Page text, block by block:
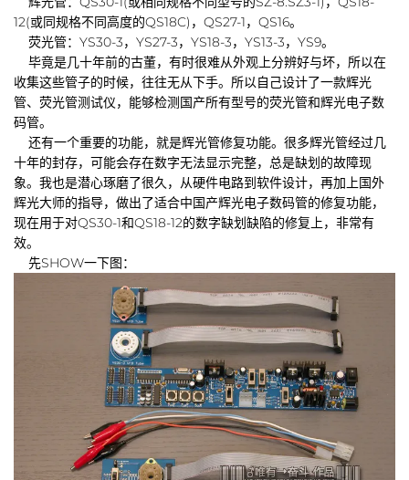
12(或同规格不同高度的QS18C)，QS27-1，QS16。
荧光管：YS30-3，YS27-3，YS18-3，YS13-3，YS9。
毕竟是几十年前的古董，有时很难从外观上分辨好与坏，所以在
收集这些管子的时候，往往无从下手。所以自己设计了一款辉光
管、荧光管测试仪，能够检测国产所有型号的荧光管和辉光电子数
码管。
还有一个重要的功能，就是辉光管修复功能。很多辉光管经过几
十年的封存，可能会存在数字无法显示完整，总是缺划的故障现
象。我也是潜心琢磨了很久，从硬件电路到软件设计，再加上国外
辉光大师的指导，做出了适合中国产辉光电子数码管的修复功能，
现在用于对QS30-1和QS18-12的数字缺划缺陷的修复上，非常有
效。
先SHOW一下图：